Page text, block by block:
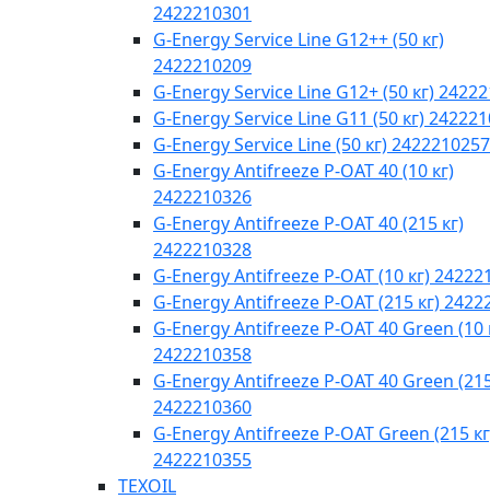
2422210301
G-Energy Service Line G12++ (50 кг)
2422210209
G-Energy Service Line G12+ (50 кг)
G-Energy Service Line G11 (50 кг)
G-Energy Service Line (50 кг) 2422210257
G-Energy Antifreeze P-OAT 40 (10 кг)
2422210326
G-Energy Antifreeze P-OAT 40 (215 кг)
2422210328
G-Energy Antifreeze P-OAT (10 кг)
G-Energy Antifreeze P-OAT (215 кг)
G-Energy Antifreeze P-OAT 40 Green (10
2422210358
G-Energy Antifreeze P-OAT 40 Green
2422210360
G-Energy Antifreeze P-OAT Green (215
2422210355
TEXOIL